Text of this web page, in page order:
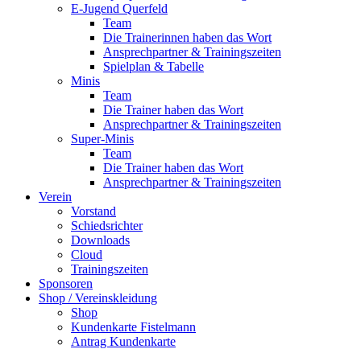
E-Jugend Querfeld
Team
Die Trainerinnen haben das Wort
Ansprechpartner & Trainingszeiten
Spielplan & Tabelle
Minis
Team
Die Trainer haben das Wort
Ansprechpartner & Trainingszeiten
Super-Minis
Team
Die Trainer haben das Wort
Ansprechpartner & Trainingszeiten
Verein
Vorstand
Schiedsrichter
Downloads
Cloud
Trainingszeiten
Sponsoren
Shop / Vereinskleidung
Shop
Kundenkarte Fistelmann
Antrag Kundenkarte